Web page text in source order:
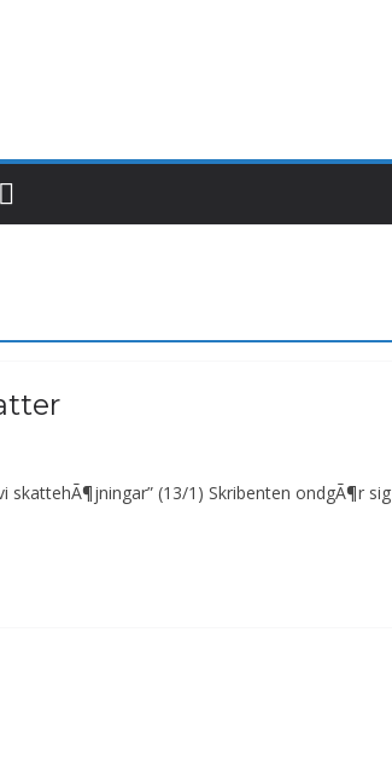
skattehÃ¶jningar” (13/1) Skribenten ondgÃ¶r sig